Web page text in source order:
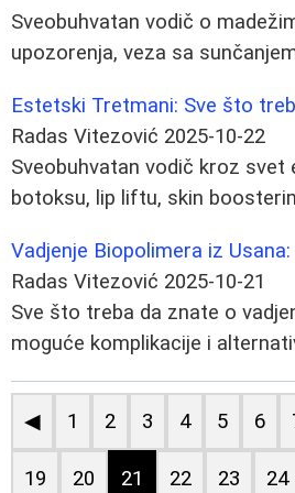
Sveobuhvatan vodič o
upozorenja, veza sa
Estetski Tretmani: Sve što
Radas Vitezović 2025-10-22
Sveobuhvatan vodič kroz
botoksu, lip liftu, skin
Vadjenje Biopolimera iz
Radas Vitezović 2025-10-21
Sve što treba da znate o
moguće komplikacije i
◀ 1 2 3 4 5 6
19 20 21 22 23 24